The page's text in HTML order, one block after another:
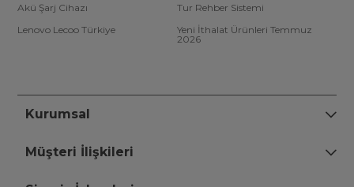
Akü Şarj Cihazı
Tur Rehber Sistemi
Lenovo Lecoo Türkiye
Yeni İthalat Ürünleri Temmuz
2026
Kurumsal
Müşteri İlişkileri